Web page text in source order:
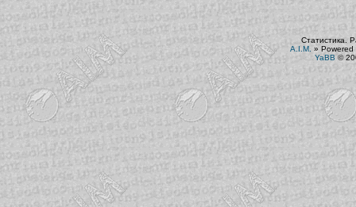
Статистика.
A.I.M. » Powered
YaBB ©